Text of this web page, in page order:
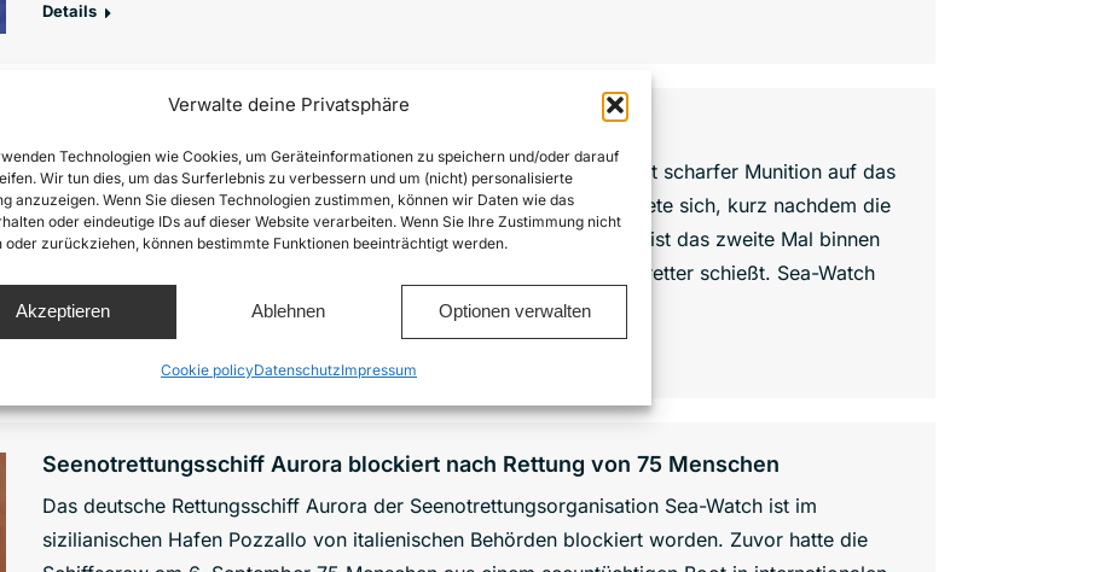
Verwalte deine Privatsphäre
Technologien wie Cookies, um Geräteinformationen zu speichern und/oder darauf
Wir tun dies, um das Surferlebnis zu verbessern und um (nicht) personalisierte
anzuzeigen. Wenn Sie diesen Technologien zustimmen, können wir Daten wie das
oder eindeutige IDs auf dieser Website verarbeiten. Wenn Sie Ihre Zustimmung nicht
oder zurückziehen, können bestimmte Funktionen beeinträchtigt werden.
Akzeptieren Ablehnen Optionen verwalten
Cookie policyDatenschutzImpressum
Details
Libysche Miliz beschießt Rettungsschiff Sea-Watch 5
Ein Patrouillenboot der sogenannten libyschen Küstenwache hat mit scharfer Munition auf das
Seenotrettumgsschiff Sea-Watch 5 geschossen. Der Angriff ereignete sich, kurz nachdem die
Crew der Sea-Watch 5 66 Menschen aus Seenot gerettet hatte. Es ist das zweite Mal binnen
kurzer Zeit, dass die sogenannte Küstenwache Libyens auf Seenotretter schießt. Sea-Watch
fordert sofortige Aufklärung und Konsequenzen durch Italien und…
Details
Seenotrettungsschiff Aurora blockiert nach Rettung von 75 Menschen
Das deutsche Rettungsschiff Aurora der Seenotrettungsorganisation Sea-Watch ist im
sizilianischen Hafen Pozzallo von italienischen Behörden blockiert worden. Zuvor hatte die